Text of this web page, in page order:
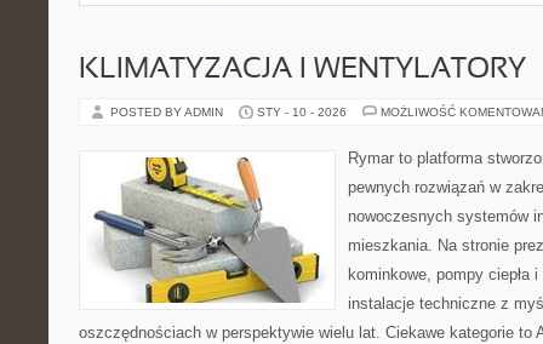
KLIMATYZACJA I WENTYLATORY
POSTED BY ADMIN STY - 10 - 2026 MOŻLIWOŚĆ
Rymar to platforma
pewnych rozwiązań w
nowoczesnych systemów
mieszkania. Na stronie
kominkowe, pompy ciepła
instalacje techniczne z
oszczędnościach w perspektywie wielu lat. Ciekawe kategorie to